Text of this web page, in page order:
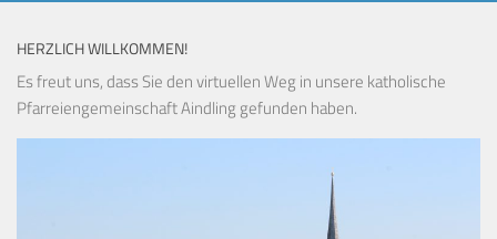
HERZLICH WILLKOMMEN!
Es freut uns, dass Sie den virtuellen Weg in unsere katholische
Pfarreiengemeinschaft Aindling gefunden haben.